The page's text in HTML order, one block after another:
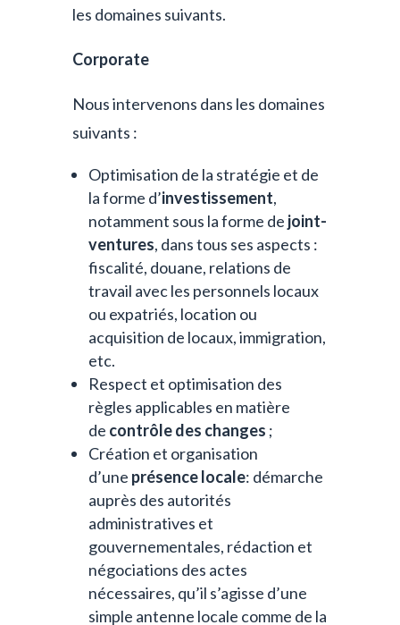
les domaines suivants.
Corporate
Nous intervenons dans les domaines
suivants :
Optimisation de la stratégie et de
la forme d’investissement,
notamment sous la forme de joint-
ventures, dans tous ses aspects :
fiscalité, douane, relations de
travail avec les personnels locaux
ou expatriés, location ou
acquisition de locaux, immigration,
etc.
Respect et optimisation des
règles applicables en matière
de contrôle des changes ;
Création et organisation
d’une présence locale: démarche
auprès des autorités
administratives et
gouvernementales, rédaction et
négociations des actes
nécessaires, qu’il s’agisse d’une
simple antenne locale comme de la